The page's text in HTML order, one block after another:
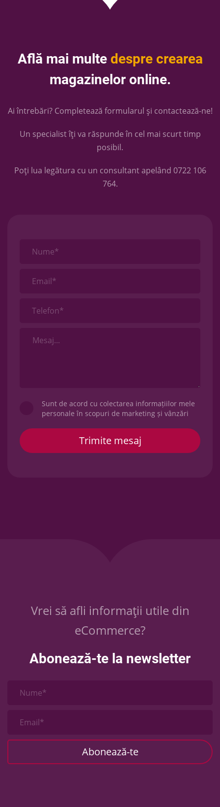
Află mai multe despre crearea
magazinelor online.
Ai întrebări? Completează formularul și contactează-ne!
Un specialist îți va răspunde în cel mai scurt timp
posibil.
Poți lua legătura cu un consultant apelând 0722 106
764.
Nume*
Email*
Telefon*
Sunt de acord cu colectarea informațiilor mele
personale în scopuri de marketing și vânzări
Vrei să afli informații utile din
eCommerce?
Abonează-te la newsletter
Nume*
Email*